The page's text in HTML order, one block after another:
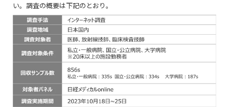
い。調査の概要は下記のとおり。